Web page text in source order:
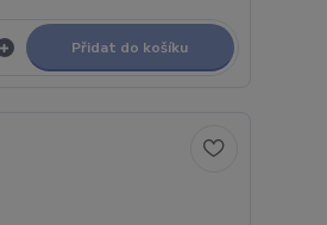
Přidat do košíku